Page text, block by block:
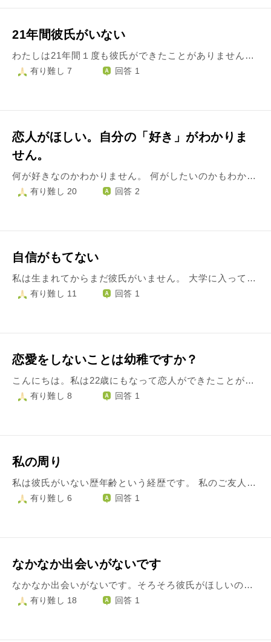
21年間彼氏がいない
わたしは21年間１度も彼氏ができたことがありません。デートをしたことはたくさんあります。でも、付き合うってなったら自分の理想が邪魔してしまい、付き合うということに一歩踏み出せません。付き合うなら自分の理想をクリアしてる人がいいこと、自分に自信がないことが邪魔してきます。 21年間彼氏がいないことが恥ずかしくて仕方ありません。それに大学生が彼氏が出来ずに終わってしまうのは嫌なんです、、、 でも、無理に作る必要もないかなと思う自分がいます。 どう考えたらいいのでしょうか？
有り難し 7 回答 1
恋人がほしい。自分の「好き」がわかりま
せん。
何が好きなのかわかりません。 何がしたいのかもわかりません。 彼氏が欲しいという気持ちだけはあるけど、どんな人と付き合いたいとか具体的に出てこないのです。30歳を前にして、相手がいないことに焦る気持ちがあります。 出会いを求めて行動したほうがいいと思うのですが、どうしていいのかわからないのです。好きなことをすればいいと言われても好きがわかりません。 婚活パーティーや結婚相談所も考えました。でも自分の意志がはっきりしてないのにそこへ行っても相手に失礼なだけだし、自分にとっても無意味な気がします。 今まで自分の意思で決めるよりは、ただ流されて生きてきたように感じます。あれをしたい、これをしたいというのもあまり願望もなく、ただなんとなく。たとえあれをしたいと思っても、誰かに否定されたり、こうした方がいいんじゃない？と言われると、自分の考えはダメなんだと思い、考え方も変わるような人でした。 趣味は何？と聞かれるのも困ります。 特にないのです。周りから見て私はつまらない人だと思います。 気持ちが晴れず、なにか始めたいと思っても、何をしていいのかわかりません。「好き」とか「楽しい」と思うことが思いつかないので、何をしていいのかわからないのです。 ただひとりでいてはダメだという気持ちはあるんです。 誰か（恋人だけでなく、男女問わず）と出会わなければ、一生一人な気がして怖いんです。 ただ漠然と生きているだけで、この先もこれが続くのかと思ったら、自分を変えたいんです。でもどうしていいかわからないんです。自分で変えていかなきゃと思うけど、考えれば考えるほど焦るし、泣きそうになります。情けないです。 なにかアドバイスをいただけると嬉しいです。
有り難し 20 回答 2
自信がもてない
私は生まれてからまだ彼氏がいません。 大学に入ってもう彼氏が出来た友達や、高校のときから彼氏がいる友達が多いのでとっても焦っています。 自分自身いい恋愛をしてみたいとすごく思っているのですが、私にはコンプレックスがあります。私は女性なのですが、顎が割れています。別にからかわれた事とか、その事でいじめられたりもした事ありません。それに、友達からは美人と言われる事もあります。それでも私は、自分が男性と付き合えないのはこの顔のせいだ、こんな顔の子とは男性は付き合いたくないと思われてる。ってずっと思ってしまいます。私は明るい性格なので 女の子とは普通に楽しく会話出来るのに、男の子は、コンプレックスのせいで、怖くてあまり話す事が出来ません。 それでも男友達も欲しいし、彼氏も欲しいです。今の自分は何をすればいいのでしょうか？どうすればいいですか？
有り難し 11 回答 1
恋愛をしないことは幼稚ですか？
こんにちは。私は22歳にもなって恋人ができたことがありません。恋愛対象はもちろん男性です。学校は女子高、女子大です。しかし、女子大にはいって恋人もできている人もいるので、それだけが原因ではないと思います。自分は行動力が足りないと思う部分があり、恥ずかしさが先行してしまいます。 恋愛は人の温もりで安心したり自分のことを思ってくれる人がいる幸せも素敵なことだと思っています。最近、友達にも恋人ができて、馬鹿にされることがあります。恋愛をしないことは幼稚なのでしょうか？すごく肩身がせまい思いをしています。 だからと言って急いで恋人を作ろうとも思いません。自分が必要だと思うときにできるものだと思っています。この考えもダメなのですかね…？？
有り難し 8 回答 1
私の周り
私は彼氏がいない歴年齢という経歴です。 私のご友人の皆様は大学進学につれ、徐々に彼氏が出来始めてきました。 ですが私には周りに男性がいないことはおろか、接点がないのです。 ご友人に相談しても、そのうち出来るよ！大丈夫！と励まされるばかりです。 私の理想が高すぎるのか。日々不安を抱えております。どうしたら、彼氏ができるのでしょうか。ご回答くださるとありがたいです。
有り難し 6 回答 1
なかなか出会いがないです
なかなか出会いがないです。そろそろ彼氏がほしいのですが、どう動いたら出会いがありますか？
有り難し 18 回答 1